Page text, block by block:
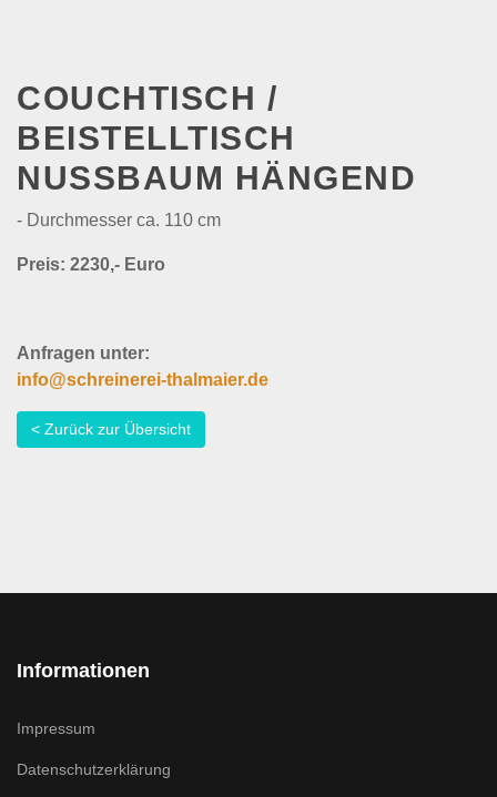
COUCHTISCH /
BEISTELLTISCH
NUSSBAUM HÄNGEND
- Durchmesser ca. 110 cm
Preis: 2230,- Euro
Anfragen unter:
info@schreinerei-thalmaier.de
< Zurück zur Übersicht
Informationen
Impressum
Datenschutzerklärung